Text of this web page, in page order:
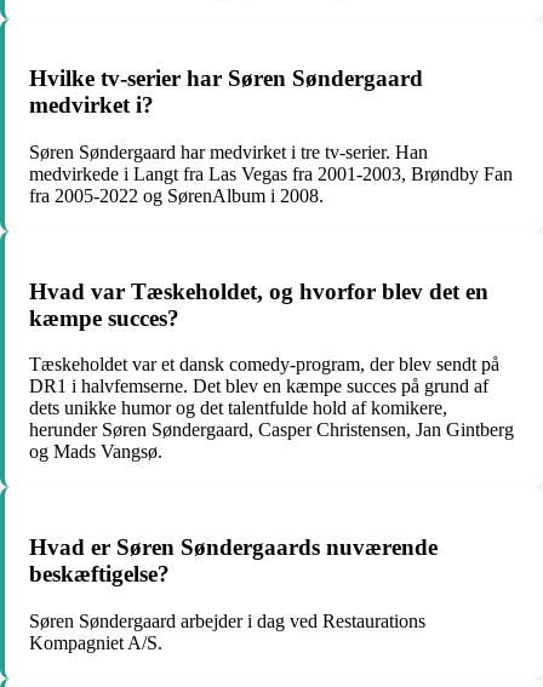
Hvilke tv-serier har Søren Søndergaard
medvirket i?
Søren Søndergaard har medvirket i tre tv-serier. Han
medvirkede i Langt fra Las Vegas fra 2001-2003, Brøndby Fan
fra 2005-2022 og SørenAlbum i 2008.
Hvad var Tæskeholdet, og hvorfor blev det en
kæmpe succes?
Tæskeholdet var et dansk comedy-program, der blev sendt på
DR1 i halvfemserne. Det blev en kæmpe succes på grund af
dets unikke humor og det talentfulde hold af komikere,
herunder Søren Søndergaard, Casper Christensen, Jan Gintberg
og Mads Vangsø.
Hvad er Søren Søndergaards nuværende
beskæftigelse?
Søren Søndergaard arbejder i dag ved Restaurations
Kompagniet A/S.